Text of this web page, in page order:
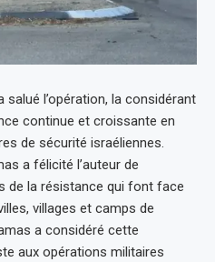
salué l’opération, la considérant
continue et croissante en
de sécurité israéliennes.
a félicité l’auteur de
de la résistance qui font face
villages et camps de
a considéré cette
aux opérations militaires